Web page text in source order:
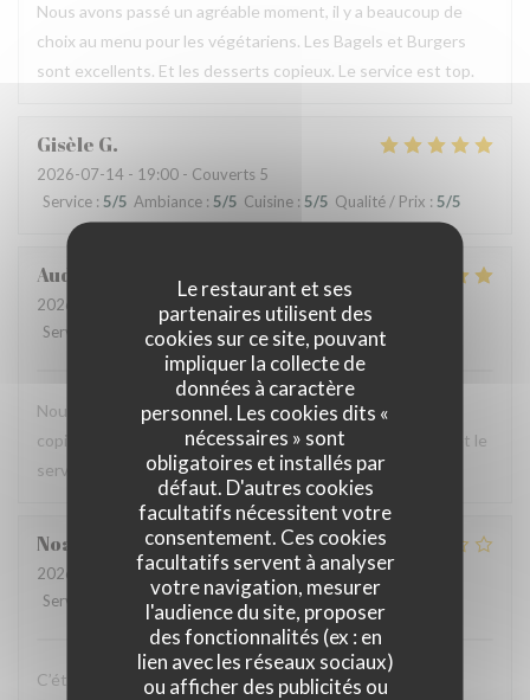
Le restaurant et ses
partenaires utilisent des
cookies sur ce site, pouvant
impliquer la collecte de
données à caractère
personnel. Les cookies dits «
nécessaires » sont
obligatoires et installés par
défaut. D'autres cookies
facultatifs nécessitent votre
consentement. Ces cookies
facultatifs servent à analyser
votre navigation, mesurer
l'audience du site, proposer
des fonctionnalités (ex : en
lien avec les réseaux sociaux)
ou afficher des publicités ou
Nous avons passé un agréable moment, il y a beaucoup de
choix au menu pour les végétariens. Les Bagels et Burgers
sont excellents. Et les desserts copieux. Le service est top.
Gisèle G
2026-07-14 - 19:00 - Couverts 5
Service : 5/5 Ambiance : 5/5 Cuisine : 5/5 Qualité / Prix : 5/5
Audrey
2026-07-12
- 12:00 - Couverts 2
Service
Ambiance : 4/5 Cuisine: /5 Qualité / Prix
Nous avons testé le Sister's café pour un brunch entre
copines et n'avons pas été déçues : le menu est copieux et le
service très agréable.
Noah
2026-07-07
- 19:30 - Couverts 6
Service
Ambiance : 4/5 Cuisine: 1/5 Qualité / Prix
C’était bon, mais suite à la soirée j’ai fait une violente